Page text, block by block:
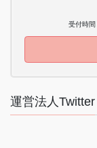
受付時
運営法人Twitter